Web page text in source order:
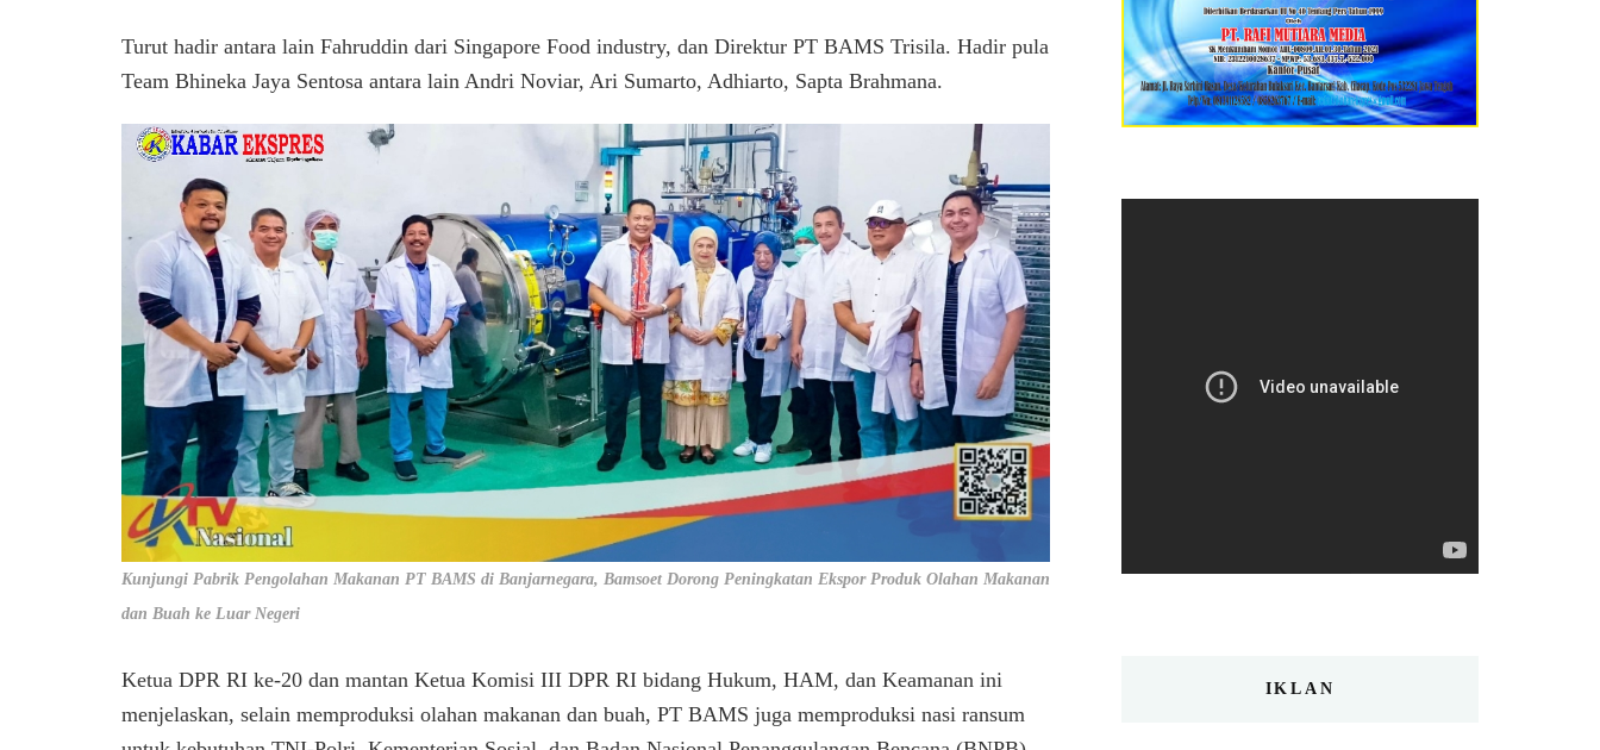
Turut hadir antara lain Fahruddin dari Singapore Food industry, dan Direktur PT BAMS Trisila. Hadir pula
Team Bhineka Jaya Sentosa antara lain Andri Noviar, Ari Sumarto, Adhiarto, Sapta Brahmana.
Kunjungi Pabrik Pengolahan Makanan PT BAMS di Banjarnegara, Bamsoet Dorong Peningkatan Ekspor Produk Olahan Makanan
dan Buah ke Luar Negeri
Ketua DPR RI ke-20 dan mantan Ketua Komisi III DPR RI bidang Hukum, HAM, dan Keamanan ini
menjelaskan, selain memproduksi olahan makanan dan buah, PT BAMS juga memproduksi nasi ransum
IKLAN